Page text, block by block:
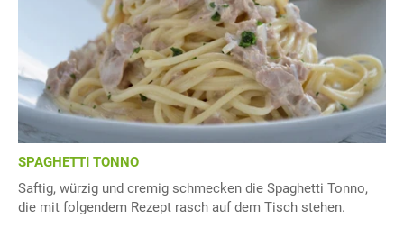
SPAGHETTI TONNO
Saftig, würzig und cremig schmecken die Spaghetti Tonno,
die mit folgendem Rezept rasch auf dem Tisch stehen.